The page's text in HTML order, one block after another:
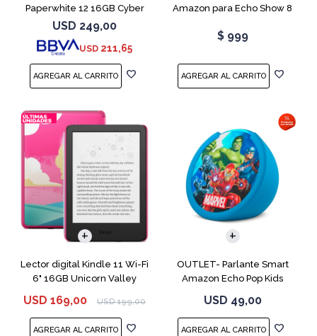
Paperwhite 12 16GB Cyber
City
USD 249,00
USD 211,65
Amazon para Echo Show 8
$ 999
Lector digital Kindle 11 Wi-Fi
6" 16GB Unicorn Valley
USD 169,00 USD 199,00
OUTLET- Parlante Smart
Amazon Echo Pop Kids
USD 49,00